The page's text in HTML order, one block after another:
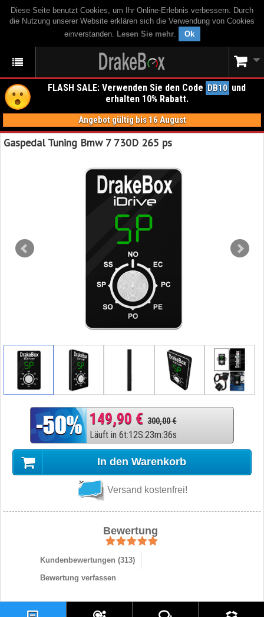
Diese Seite benutzt Cookies, um Ihr Online-Erlebnis verbessern. Durch
die Nutzung unserer Website erklären sich die Verwendung von Cookies
einverstanden. Lesen Sie mehr. Ok
FLASH SALE: Verwenden Sie den Code DB10 und
erhalten 10% Rabatt.
Angebot gültig bis 16 August
Gaspedal Tuning Bmw 7 730D 265 ps
149,90 € 300,00 €
Läuft in 6t:12S:23m:36s
In den Warenkorb
Versand kostenfrei!
Bewertung
Kundenbewertungen (313)
Bewertung verfassen